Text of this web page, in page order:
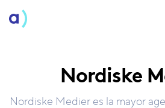
Nordiske
Nordiske Medier es la mayor